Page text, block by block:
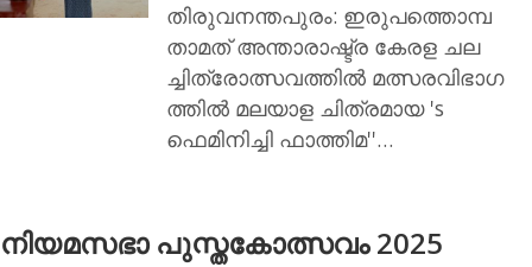
തിരുവനന്തപുരം: ഇരുപത്തൊമ്പ
താമത് അന്താരാഷ്ട്ര കേരള ചല
ച്ചിത്രോത്സവത്തില്‍ മത്സരവിഭാഗ
ത്തില്‍ മലയാള ചിത്രമായ 's
ഫെമിനിച്ചി ഫാത്തിമ''…
നിയമസഭാ പുസ്തകോത്സവം 2025